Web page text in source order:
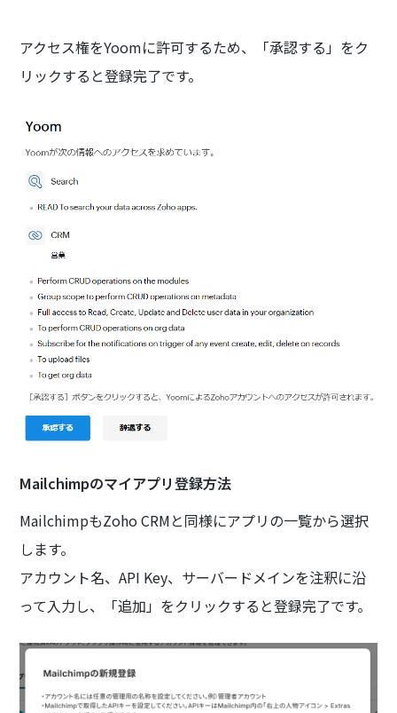
アクセス権をYoomに許可するため、「承認する」をク
リックすると登録完了です。
Mailchimpのマイアプリ登録方法
MailchimpもZoho CRMと同様にアプリの一覧から選択
します。
アカウント名、API Key、サーバードメインを注釈に沿
って入力し、「追加」をクリックすると登録完了です。